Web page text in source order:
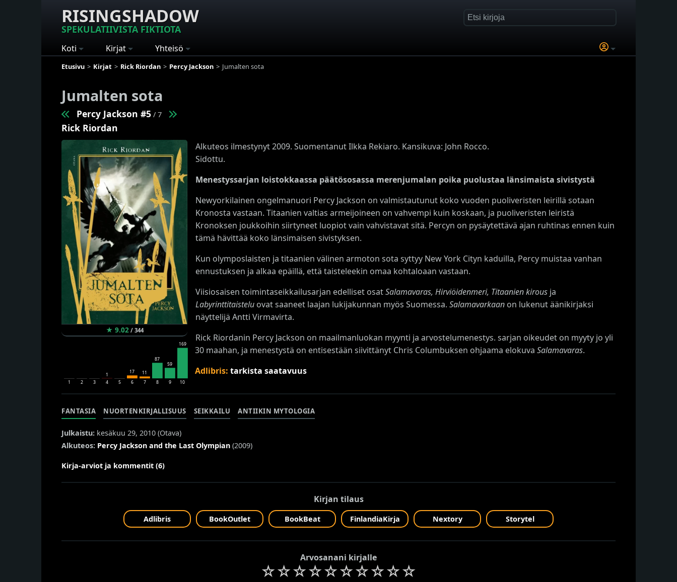
RISINGSHADOW
SPEKULATIIVISTA FIKTIOTA
Koti Kirjat Yhteisö
Etusivu Kirjat Rick Riordan Percy Jackson Jumalten sota
Jumalten sota
Percy Jackson #5 / 7
Rick Riordan
★ 9.02/ 344
1 2 3
1
4
5
17
6
11
7
87
8
59
9
169
10
Alkuteos ilmestynyt 2009. Suomentanut Ilkka Rekiaro. Kansikuva: John Rocco.
Sidottu.
Menestyssarjan loistokkaassa päätösosassa merenjumalan poika puolustaa länsimaista sivistystä
Newyorkilainen ongelmanuori Percy Jackson on valmistautunut koko vuoden puoliveristen leirillä sotaan
Kronosta vastaan. Titaanien valtias armeijoineen on vahvempi kuin koskaan, ja puoliveristen leiristä
Kronoksen joukkoihin siirtyneet luopiot vain vahvistavat sitä. Percyn on pysäytettävä ajan ruhtinas ennen kuin
tämä hävittää koko länsimaisen sivistyksen.
Kun olymposlaisten ja titaanien välinen armoton sota syttyy New York Cityn kaduilla, Percy muistaa vanhan
ennustuksen ja alkaa epäillä, että taisteleekin omaa kohtaloaan vastaan.
Viisiosaisen toimintaseikkailusarjan edelliset osatSalamavaras, Hirviöidenmeri, Titaanien kirous ja
Labyrinttitaistelu ovat saaneet laajan lukijakunnan myös Suomessa. Salamavarkaan on lukenut äänikirjaksi
näyttelijä Antti Virmavirta.
Rick Riordanin Percy Jackson on maailmanluokan myynti ja arvostelumenestys. sarjan oikeudet on myyty jo yli
30 maahan, ja menestystä on entisestään siivittänyt Chris Columbuksen ohjaama elokuva Salamavaras.
Adlibris: tarkista saatavuus
FANTASIA NUORTENKIRJALLISUUS SEIKKAILU ANTIIKIN MYTOLOGIA
Julkaistu: kesäkuu 29, 2010 (Otava)
Alkuteos: Percy Jackson and the Last Olympian (2009)
Kirja-arviot ja kommentit (6)
Kirjan tilaus
Adlibris BookOutlet BookBeat FinlandiaKirja Nextory Storytel
Arvosanani kirjalle
☆☆☆☆☆☆☆☆☆☆